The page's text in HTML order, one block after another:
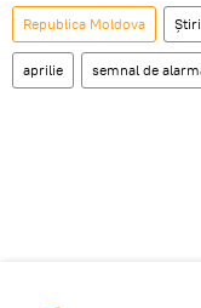
Republica Moldova Știri
aprilie semnal de